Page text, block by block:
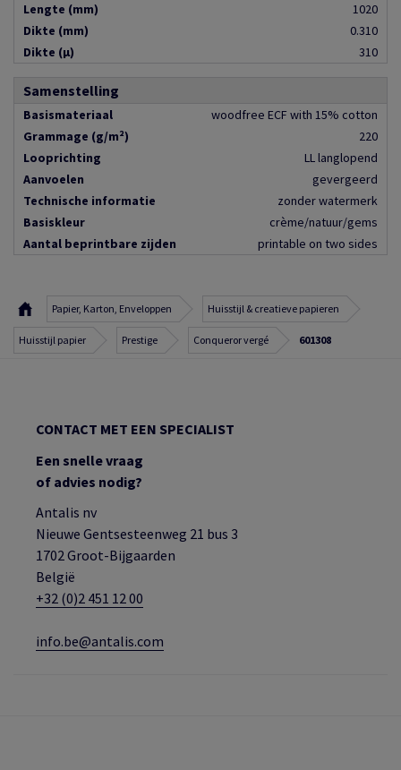
Lengte (mm)
1020
Dikte (mm)
0.310
Dikte (µ)
310
Samenstelling
Basismateriaal
woodfree ECF with 15% cotton
Grammage (g/m²)
220
Looprichting
LL langlopend
Aanvoelen
gevergeerd
Technische informatie
zonder watermerk
Basiskleur
crème/natuur/gems
Aantal beprintbare zijden
printable on two sides
Papier, Karton, Enveloppen Huisstijl & creatieve papieren
Huisstijl papier Prestige Conqueror vergé 601308
CONTACT MET EEN SPECIALIST
Een snelle vraag
of advies nodig?
Antalis nv
Nieuwe Gentsesteenweg 21 bus 3
1702 Groot-Bijgaarden
België
+32 (0)2 451 12 00
info.be@antalis.com